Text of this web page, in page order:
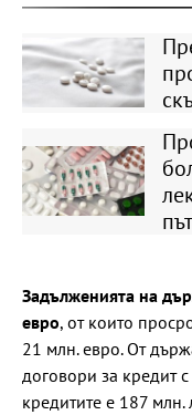
Задълженията на
евро, от които
21 млн. евро. От
договори за кредит
кредитите е 187